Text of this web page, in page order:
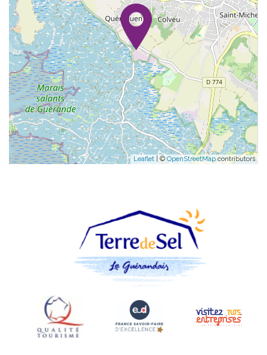
Leaflet | © OpenStreetMapcontributors